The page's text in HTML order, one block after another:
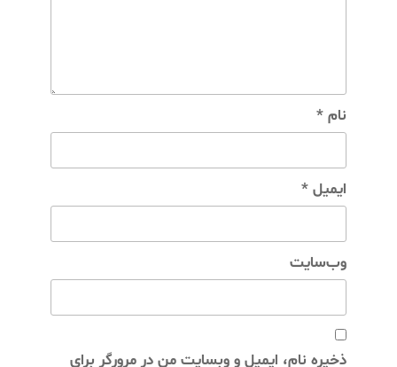
نام *
ایمیل *
وب‌سایت
ذخیره نام، ایمیل و وبسایت من در مرورگر برای